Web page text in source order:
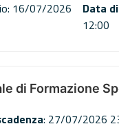
16/07/2026
Data
12:00
di Formazione
: 27/07/2026